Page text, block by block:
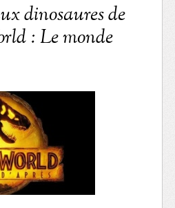
dinosaures de
: Le monde